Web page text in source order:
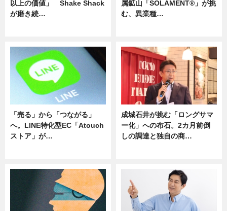
以上の価値」 Shake Shack
が磨き続…
属鉱山「SOLAMENT®」が挑
む、異業種…
「売る」から「つながる」
へ。LINE特化型EC「Atouch
ストア」が…
成城石井が挑む「ロングサマ
ー化」への布石。2カ月前倒
しの調達と独自の商…